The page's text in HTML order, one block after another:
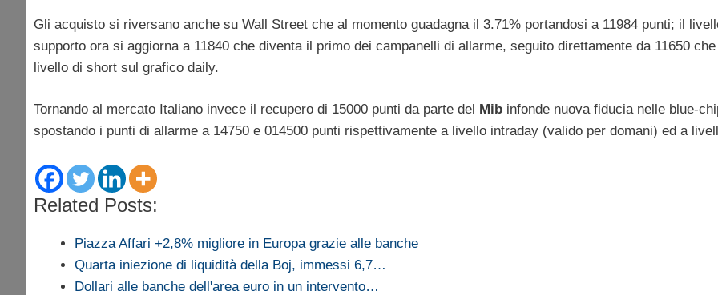
Gli acquisto si riversano anche su Wall Street che al momento guadagna il 3.71% portandosi a 11984 punti; il
supporto ora si aggiorna a 11840 che diventa il primo dei campanelli di allarme, seguito direttamente da 11650
livello di short sul grafico daily.
Tornando al mercato Italiano invece il recupero di 15000 punti da parte del Mib infonde nuova fiducia nelle blue-
spostando i punti di allarme a 14750 e 014500 punti rispettivamente a livello intraday (valido per domani) ed a
Related Posts:
Piazza Affari +2,8% migliore in Europa grazie alle banche
Quarta iniezione di liquidità della Boj, immessi 6,7…
Dollari alle banche dell'area euro in un intervento…